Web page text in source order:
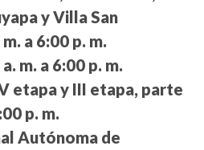
y Villa San
a 6:00 p. m.
m. a 6:00 p. m.
etapa y III etapa, parte
p. m.
Autónoma de